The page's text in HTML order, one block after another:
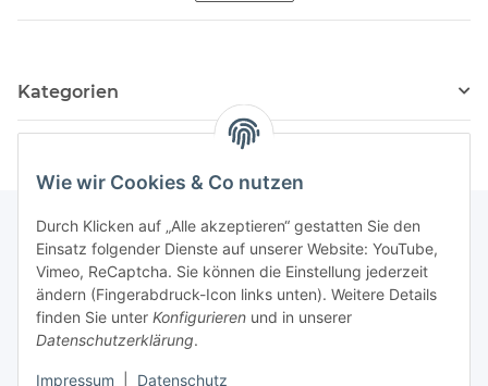
Wie wir Cookies & Co nutzen
Durch Klicken auf „Alle akzeptieren“ gestatten Sie den
Einsatz folgender Dienste auf unserer Website: YouTube,
Vimeo, ReCaptcha. Sie können die Einstellung jederzeit
ändern (Fingerabdruck-Icon links unten). Weitere Details
finden Sie unter Konfigurieren und in unserer
Datenschutzerklärung.
Impressum Datenschutz
Kategorien
Informationen
Gesetzliche Informationen